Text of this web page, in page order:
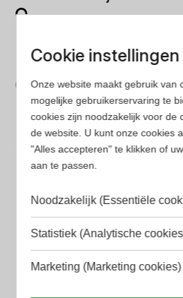
Bespaar tijd en geld
Wij hebben alle prijzen voor
minder tijd en geld kwijt bent
Populaire herengeuren
Amouage Heren parfum
Aramis Heren parfum
Armani Heren parfum
Azzaro Heren parfum
Cookie instellingen
Onze website maakt gebruik van
mogelijke gebruikerservaring te
cookies zijn noodzakelijk voor de
de website. U kunt onze cookies
"Alles accepteren" te klikken of
aan te passen.
Noodzakelijk (Essentiële
Statistiek (Analytische
Marketing (Marketing cookies)